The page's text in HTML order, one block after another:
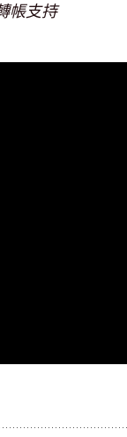
帳支持